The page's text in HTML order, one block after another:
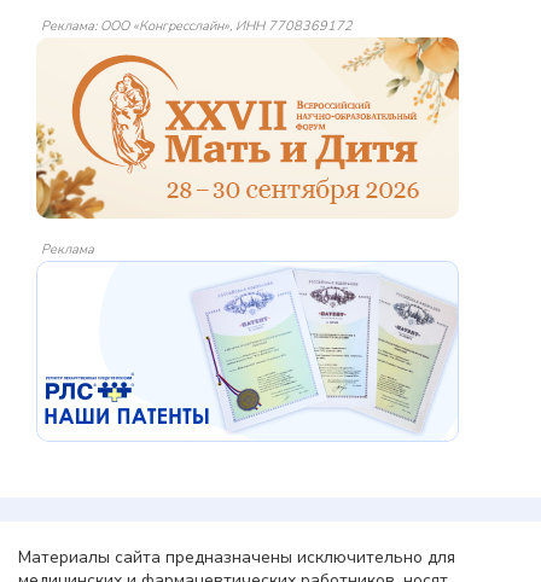
Реклама: ООО «Конгресслайн», ИНН 7708369172
Реклама
Материалы сайта предназначены исключительно для